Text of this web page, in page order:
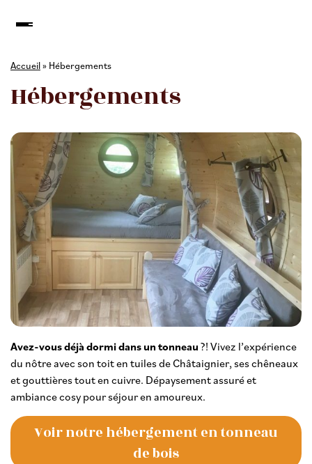
Accueil» Hébergements
Hébergements
Avez-vous déjà dormi dans un tonneau ?! Vivez l’expérience
du nôtre avec son toit en tuiles de Châtaignier, ses chêneaux
et gouttières tout en cuivre. Dépaysement assuré et
ambiance cosy pour séjour en amoureux.
Voir notre hébergement en tonneau
de bois